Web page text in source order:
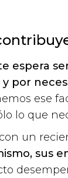
espera
por
ese
lo que
un
sus